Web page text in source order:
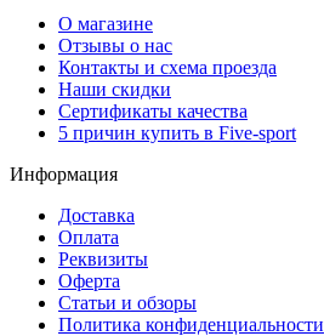
О магазине
Отзывы о нас
Контакты и схема проезда
Наши скидки
Сертификаты качества
5 причин купить в Five-sport
Информация
Доставка
Оплата
Реквизиты
Оферта
Статьи и обзоры
Политика конфиденциальности